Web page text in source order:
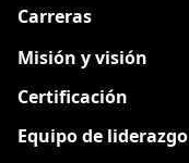
Carreras
Misión y visión
Certificación
Equipo de liderazgo